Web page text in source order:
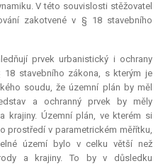
V této souvislosti stěžovatel
zakotvené v § 18 stavebního
prvek urbanistický i ochrany
stavebního zákona, s kterým je
soudu, že územní plán by měl
a ochranný prvek by měly
krajiny. Územní plán, ve kterém si
prostředí v parametrickém měřítku,
území bylo v celku větší než
a krajiny. To by v důsledku